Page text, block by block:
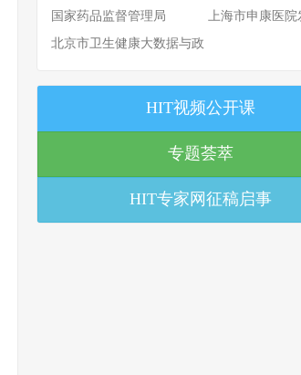
国家药品监督管理局
上海市申康医院
北京市卫生健康大数据与政
HIT视频公开课
专题荟萃
HIT专家网征稿启事